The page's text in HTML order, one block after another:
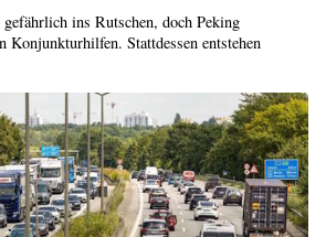
ins Rutschen, doch Peking
Konjunkturhilfen. Stattdessen entstehen